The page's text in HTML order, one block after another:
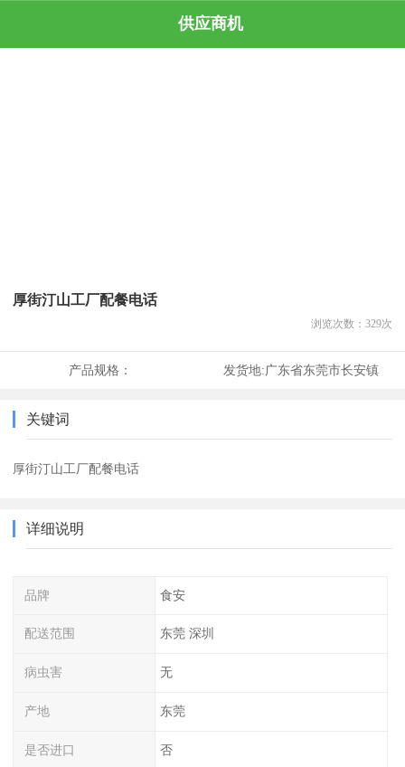
供应商机
厚街汀山工厂配餐电话
浏览次数： 329次
产品规格： 发货地:广东省东莞市长安镇
关键词
厚街汀山工厂配餐电话
详细说明
品牌 食安
配送范围 东莞 深圳
病虫害 无
产地 东莞
是否进口 否